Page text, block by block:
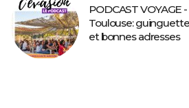
PODCAST
Toulouse:
et bonnes adresses